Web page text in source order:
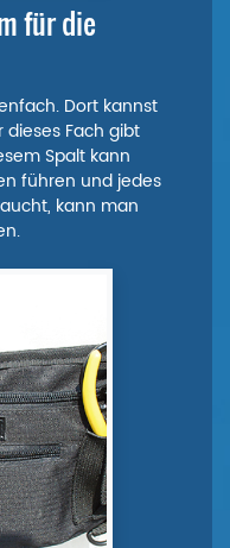
für die
Dort kannst
dieses Fach gibt
Spalt kann
führen und jedes
kann man